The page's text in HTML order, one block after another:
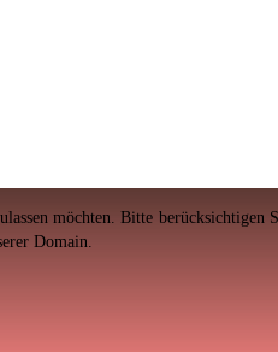
möchten. Bitte berücksichtigen
Domain.